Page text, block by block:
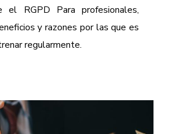
el RGPD Para profesionales,
y razones por las que es
regularmente.